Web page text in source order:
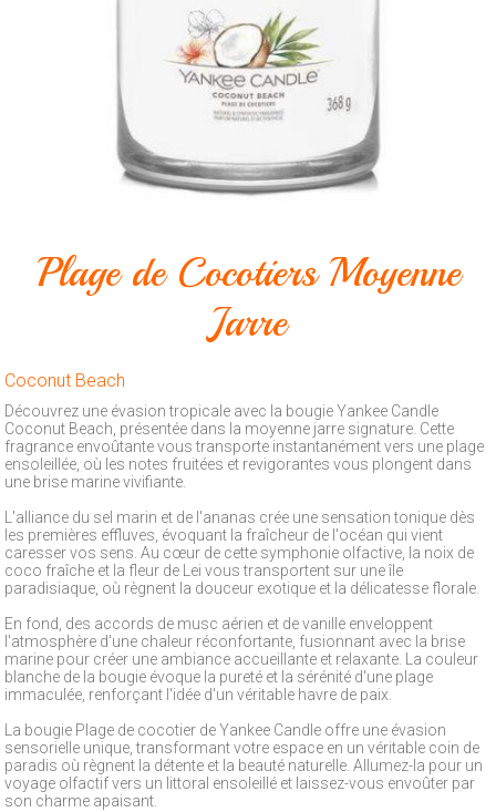
Plage de Cocotiers Moyenne
Jarre
Coconut Beach
Découvrez une évasion tropicale avec la bougie Yankee Candle
Coconut Beach, présentée dans la moyenne jarre signature. Cette
fragrance envoûtante vous transporte instantanément vers une plage
ensoleillée, où les notes fruitées et revigorantes vous plongent dans
une brise marine vivifiante.
L'alliance du sel marin et de l'ananas crée une sensation tonique dès
les premières effluves, évoquant la fraîcheur de l'océan qui vient
caresser vos sens. Au cœur de cette symphonie olfactive, la noix de
coco fraîche et la fleur de Lei vous transportent sur une île
paradisiaque, où règnent la douceur exotique et la délicatesse florale.
En fond, des accords de musc aérien et de vanille enveloppent
l'atmosphère d'une chaleur réconfortante, fusionnant avec la brise
marine pour créer une ambiance accueillante et relaxante. La couleur
blanche de la bougie évoque la pureté et la sérénité d'une plage
immaculée, renforçant l'idée d'un véritable havre de paix.
La bougie Plage de cocotier de Yankee Candle offre une évasion
sensorielle unique, transformant votre espace en un véritable coin de
paradis où règnent la détente et la beauté naturelle. Allumez-la pour un
voyage olfactif vers un littoral ensoleillé et laissez-vous envoûter par
son charme apaisant.